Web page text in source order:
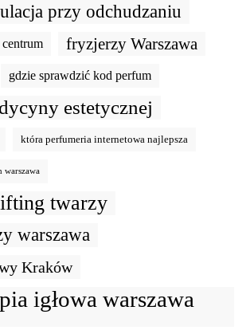
przy odchudzaniu
fryzjerzy Warszawa
gdzie sprawdzić kod perfum
estetycznej
która perfumeria internetowa najlepsza
warszawa
twarzy
warszawa
Kraków
igłowa warszawa